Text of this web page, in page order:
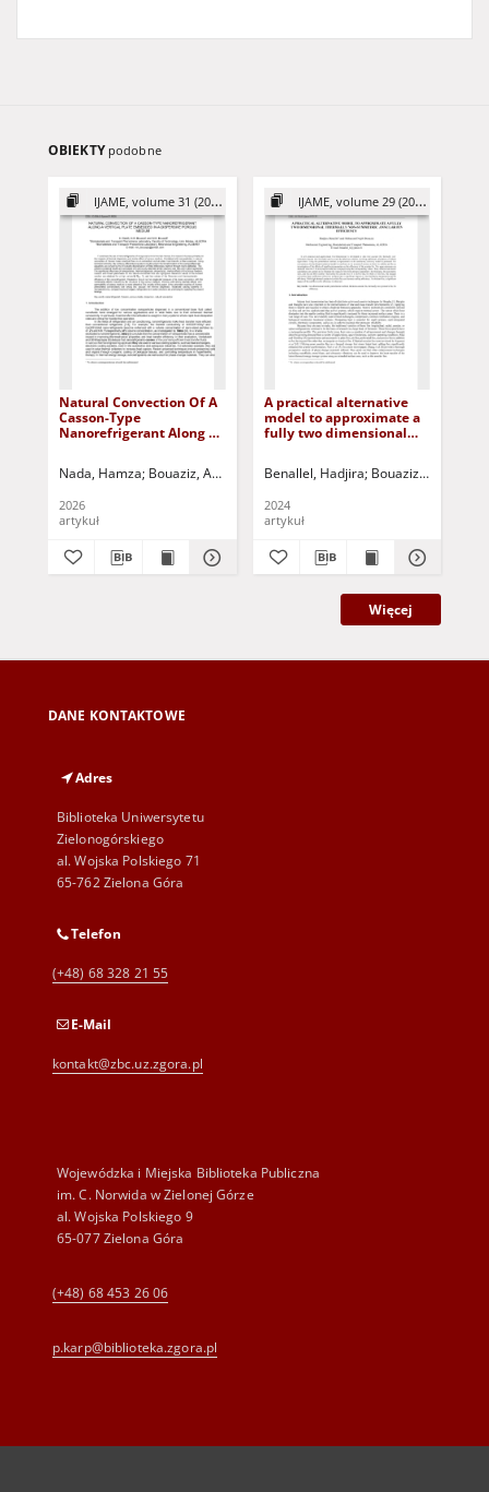
OBIEKTY podobne
IJAME, volume 31 (2026)
Natural Convection Of A
Casson-Type
Nanorefrigerant Along A
Medium
Nada, Hamza Bouaziz, Amina Manal Bouaziz, Mohamed Najib
2026
artykuł
IJAME, volume 29 (2024)
A practical alternative
model to approximate a
fully two dimensional
efficiency
Benallel, Hadjira Bouaziz,
2024
artykuł
Więcej
DANE KONTAKTOWE
Adres
Biblioteka Uniwersytetu
Zielonogórskiego
al. Wojska Polskiego 71
65-762 Zielona Góra
Telefon
(+48) 68 328 21 55
E-Mail
kontakt@zbc.uz.zgora.pl
Wojewódzka i Miejska Biblioteka Publiczna
im. C. Norwida w Zielonej Górze
al. Wojska Polskiego 9
65-077 Zielona Góra
(+48) 68 453 26 06
p.karp@biblioteka.zgora.pl